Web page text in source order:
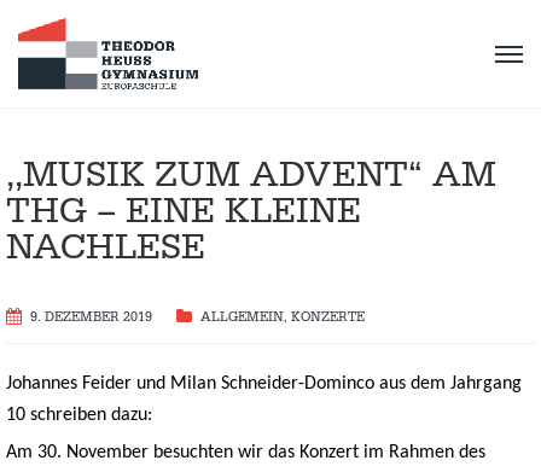
,,MUSIK ZUM ADVENT“ AM
THG – EINE KLEINE
NACHLESE
9. DEZEMBER 2019 ALLGEMEIN, KONZERTE
Johannes Feider und Milan Schneider-Dominco aus dem Jahrgang
10 schreiben dazu:
Am 30. November besuchten wir das Konzert im Rahmen des